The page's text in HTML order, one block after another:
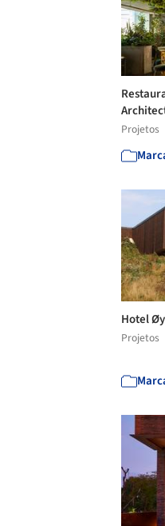
Projetos
Hotel
Projetos